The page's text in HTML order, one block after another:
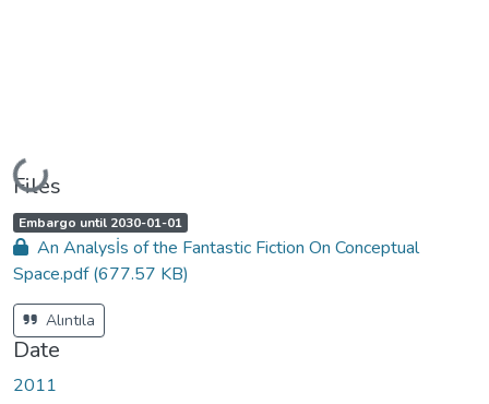
Loading...
Files
A
c
c
e
s
s
s
a
t
u
:
Embargo until 2030-01-01,
An Analysİs of the Fantastic Fiction On Conceptual
Space.pdf(677.57 KB)
Alıntıla
Date
2011